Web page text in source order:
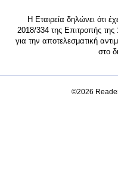
Η Εταιρεία δηλώνει ότι
2018/334 της Επιτροπής της
για την αποτελεσματική
στο
©2026